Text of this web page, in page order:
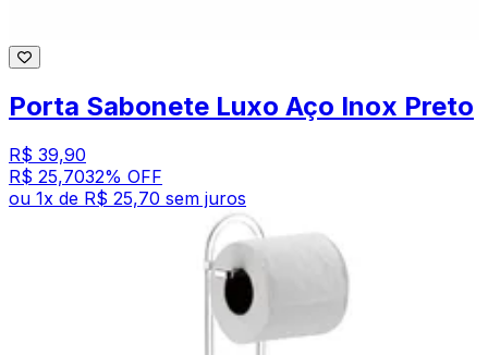
Porta Sabonete Luxo Aço Inox Preto
R$ 39,90
R$ 25,7032% OFF
ou 1x de R$ 25,70 sem juros